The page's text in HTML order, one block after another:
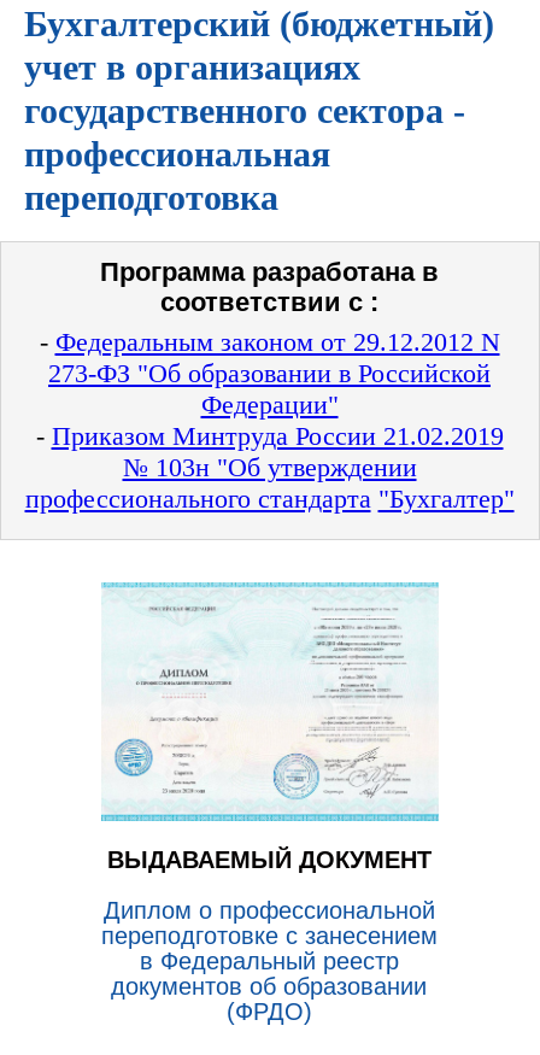
Бухгалтерский (бюджетный)
учет в организациях
государственного сектора -
профессиональная
переподготовка
Программа разработана в
соответствии с :
- Федеральным законом от 29.12.2012 N
273-ФЗ "Об образовании в Российской
Федерации"
- Приказом Минтруда России 21.02.2019
№ 103н "Об утверждении
профессионального стандарта "Бухгалтер"
ВЫДАВАЕМЫЙ ДОКУМЕНТ
Диплом о профессиональной
переподготовке с занесением
в Федеральный реестр
документов об образовании
(ФРДО)